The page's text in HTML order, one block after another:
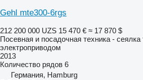
Gehl mte300-6rgs
212 200 000 UZS 15 470 € ≈ 17 870 $
Посевная и посадочная техника - сеялка
электроприводом
2013
Количество рядов 6
Германия, Hamburg